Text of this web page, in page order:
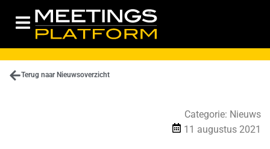
Terug naar Nieuwsoverzicht
Categorie: Nieuws
11 augustus 2021